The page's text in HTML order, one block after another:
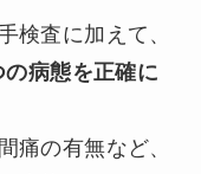
検査に加えて、
病態を正確に
痛の有無など、